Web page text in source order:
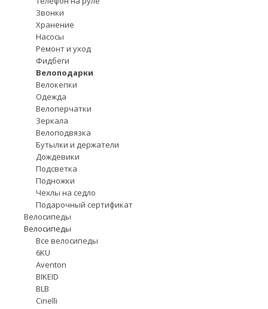
Звонки
Хранение
Насосы
Ремонт и уход
Фидбеги
Велоподарки
Велокепки
Одежда
Велоперчатки
Зеркала
Велоподвязка
Бутылки и держатели
Дождевики
Подсветка
Подножки
Чехлы на седло
Подарочный сертификат
Велосипеды
Велосипеды
Все велосипеды
6KU
Aventon
BIKEID
BLB
Cinelli